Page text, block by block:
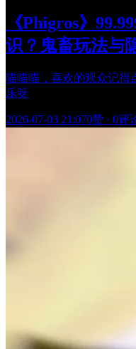
《Phigros》
识？鬼畜玩法与
喵喵喵，喜欢的观众记得
乐呀
2026-07-03 21:070赞 · 0评